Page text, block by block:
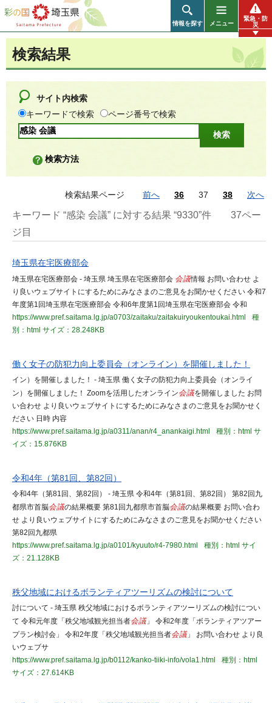
彩の国 埼玉県
情報を探す メニュー
緊急・防
災
検索結果
サイト内検索
キーワードで検索
ページ番号で検索
検索方法
検索結果ページ 前へ 36 37 38 次へ
キーワード “感染 会議” に対する結果 “9330”件
37ペー
ジ目
埼玉県在宅医療部会
埼玉県在宅医療部会 - 埼玉県 埼玉県在宅医療部会 会議情報 お問い合わせ よ
り良いウェブサイトにするためにみなさまのご意見をお聞かせください 令和7
年度第1回埼玉県在宅医療部会 令和6年度第1回埼玉県在宅医療部会 令和
https://www.pref.saitama.lg.jp/a0703/zaitaku/zaitakuiryoukentoukai.html
種
別：html サイズ：28.248KB
働く女子の防犯力向上委員会（オンライン）を開催しました！
イン）を開催しました！ - 埼玉県 働く女子の防犯力向上委員会（オンライ
ン）を開催しました！ Zoomを活用したオンライン会議を開催しました お問
い合わせ より良いウェブサイトにするためにみなさまのご意見をお聞かせく
ださい 日時 内容
https://www.pref.saitama.lg.jp/a0311/anan/r4_anankaigi.html
種別：html サ
イズ：15.876KB
令和4年（第81回、第82回）
令和4年（第81回、第82回） - 埼玉県 令和4年（第81回、第82回） 第82回九
都県市首脳会議の結果概要 第81回九都県市首脳会議の結果概要 お問い合わ
せ より良いウェブサイトにするためにみなさまのご意見をお聞かせください
第82回九都県
https://www.pref.saitama.lg.jp/a0101/kyuuto/r4-7980.html
種別：html サイ
ズ：21.128KB
秩父地域におけるボランティアツーリズムの検討について
討について - 埼玉県 秩父地域におけるボランティアツーリズムの検討につい
て 令和元年度「秩父地域観光担当者会議」 令和2年度「ボランティアツアー
プラン検討会」 令和2年度「秩父地域観光担当者会議」 お問い合わせ より良
いウェブサ
https://www.pref.saitama.lg.jp/b0112/kanko-tiiki-info/vola1.html
種別：html
サイズ：27.614KB